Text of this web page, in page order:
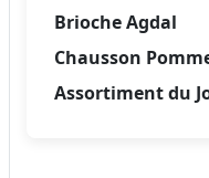
Brioche Agdal
Chausson
Assortiment du